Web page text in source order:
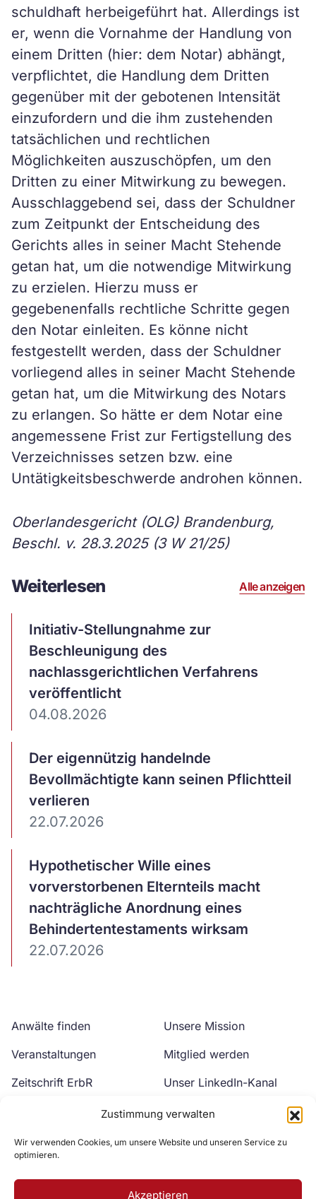
Zustimmung verwalten
Wir verwenden Cookies, um unsere Website und unseren Service zu
optimieren.
Akzeptieren
schuldhaft herbeigeführt hat. Allerdings ist
er, wenn die Vornahme der Handlung von
einem Dritten (hier: dem Notar) abhängt,
verpflichtet, die Handlung dem Dritten
gegenüber mit der gebotenen Intensität
einzufordern und die ihm zustehenden
tatsächlichen und rechtlichen
Möglichkeiten auszuschöpfen, um den
Dritten zu einer Mitwirkung zu bewegen.
Ausschlaggebend sei, dass der Schuldner
zum Zeitpunkt der Entscheidung des
Gerichts alles in seiner Macht Stehende
getan hat, um die notwendige Mitwirkung
zu erzielen. Hierzu muss er
gegebenenfalls rechtliche Schritte gegen
den Notar einleiten. Es könne nicht
festgestellt werden, dass der Schuldner
vorliegend alles in seiner Macht Stehende
getan hat, um die Mitwirkung des Notars
zu erlangen. So hätte er dem Notar eine
angemessene Frist zur Fertigstellung des
Verzeichnisses setzen bzw. eine
Untätigkeitsbeschwerde androhen können.
Oberlandesgericht (OLG) Brandenburg,
Beschl. v. 28.3.2025 (3 W 21/25)
Weiterlesen Alle anzeigen
Initiativ-Stellungnahme zur
Beschleunigung des
nachlassgerichtlichen Verfahrens
veröffentlicht
04.08.2026
Artikel
ansehen
Der eigennützig handelnde
Bevollmächtigte kann seinen Pflichtteil
verlieren
22.07.2026
Artikel
ansehen
Hypothetischer Wille eines
vorverstorbenen Elternteils macht
nachträgliche Anordnung eines
Behindertentestaments wirksam
22.07.2026
Artikel
ansehen
Anwälte finden
Veranstaltungen
Zeitschrift ErbR
Unsere Mission
Mitglied werden
Unser LinkedIn-Kanal
Unser YouTube-Kanal